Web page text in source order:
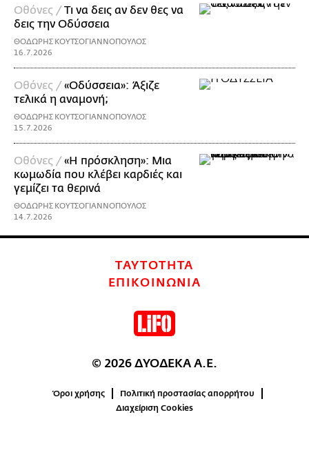
Οθόνες /Τι να δεις αν δεν θες να
δεις την Οδύσσεια
ΘΟΔΩΡΗΣ ΚΟΥΤΣΟΓΙΑΝΝΟΠΟΥΛΟΣ
16.7.2026
Οθόνες /«Οδύσσεια»: Άξιζε
τελικά η αναμονή;
ΘΟΔΩΡΗΣ ΚΟΥΤΣΟΓΙΑΝΝΟΠΟΥΛΟΣ
15.7.2026
Οθόνες /«Η πρόσκληση»: Μια
κωμωδία που κλέβει καρδιές και
γεμίζει τα θερινά
ΘΟΔΩΡΗΣ ΚΟΥΤΣΟΓΙΑΝΝΟΠΟΥΛΟΣ
14.7.2026
ΤΑΥΤΟΤΗΤΑ
ΕΠΙΚΟΙΝΩΝΙΑ
© 2026 ΔΥΟΔΕΚΑ Α.Ε.
Όροι χρήσης
Πολιτική προστασίας απορρήτου
Διαχείριση Cookies